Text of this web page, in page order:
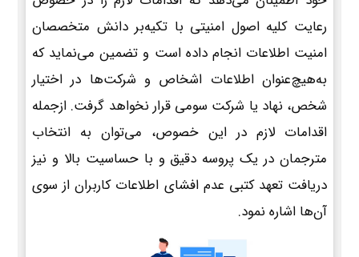
رعایت کلیه اصول امنیتی با تکیه‌بر دانش متخصصان
امنیت اطلاعات انجام داده است و تضمین می‌نماید که
به‌هیچ‌عنوان اطلاعات اشخاص و شرکت‌ها در اختیار
شخص، نهاد یا شرکت سومی قرار نخواهد گرفت. ازجمله
اقدامات لازم در این خصوص، می‌توان به انتخاب
مترجمان در یک پروسه دقیق و با حساسیت بالا و نیز
دریافت تعهد کتبی عدم افشای اطلاعات کاربران از سوی
آن‌ها اشاره نمود.